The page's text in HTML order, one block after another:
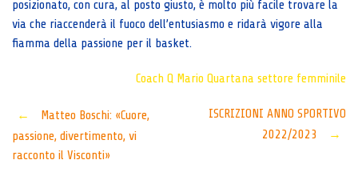
posizionato, con cura, al posto giusto, è molto più facile trovare la
via che riaccenderà il fuoco dell’entusiasmo e ridarà vigore alla
fiamma della passione per il basket.
Coach Q Mario Quartana settore femminile
Post
navigation
←
Matteo Boschi: «Cuore,
passione, divertimento, vi
racconto il Visconti»
ISCRIZIONI ANNO SPORTIVO
2022/2023
→